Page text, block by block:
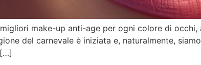
make-up anti-age per ogni colore di
del carnevale è iniziata e, naturalmente,